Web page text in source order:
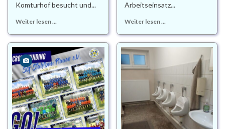
Komturhof besucht und...
Weiter lesen ...
Arbeitseinsatz...
Weiter lesen ...